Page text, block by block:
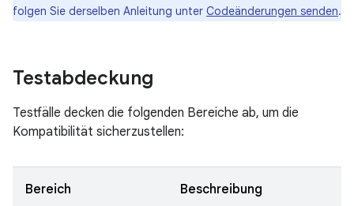
folgen Sie derselben Anleitung unter Codeänderungen senden.
Testabdeckung
Testfälle decken die folgenden Bereiche ab, um die
Kompatibilität sicherzustellen:
Bereich Beschreibung